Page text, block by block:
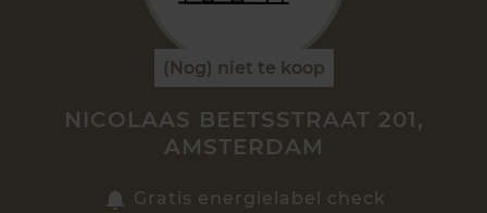
(Nog) niet te koop
NICOLAAS BEETSSTRAAT 201,
AMSTERDAM
Gratis energielabel check